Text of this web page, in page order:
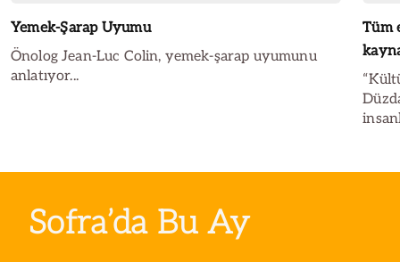
Yemek-Şarap Uyumu
Önolog Jean-Luc Colin, yemek-şarap uyumunu
anlatıyor...
Tüm
Sofra’da Bu Ay